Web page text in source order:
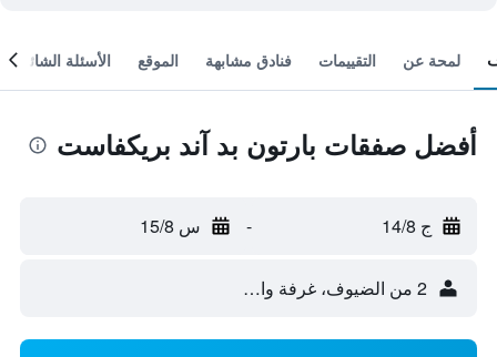
لمحة عن التقييمات فنادق مشابهة الموقع الأسئلة الشائعة
أفضل صفقات بارتون بد آند بريكفاست
ج 14/8 - س 15/8
2 من الضيوف، غرفة واحدة